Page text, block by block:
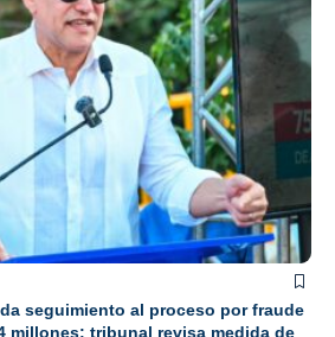
seguimiento al proceso por fraude
millones; tribunal revisa medida de